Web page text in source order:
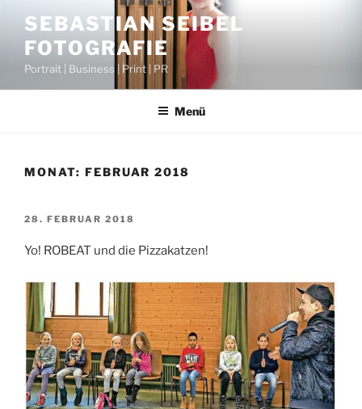
Inhalt
springen
SEBASTIAN SEIBEL
FOTOGRAFIE
Portrait | Business | Print | PR
Menü
MONAT: FEBRUAR 2018
VERÖFFENTLICHT
28. FEBRUAR 2018
Yo! ROBEAT und die Pizzakatzen!